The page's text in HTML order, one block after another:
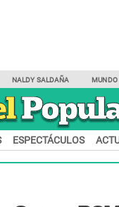
NALDY SALDAÑA MUNDO
ESPECTÁCULOS